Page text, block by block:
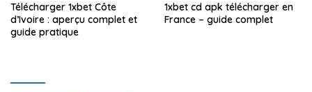
Télécharger 1xbet Côte
d’Ivoire : aperçu complet et
guide pratique
1xbet cd apk télécharger en
France – guide complet